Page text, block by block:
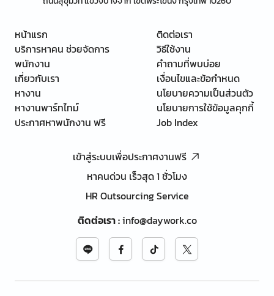
หน้าแรก
บริการหาคน ช่วยจัดการ
พนักงาน
เกี่ยวกับเรา
หางาน
หางานพาร์ทไทม์
ประกาศหาพนักงาน ฟรี
ติดต่อเรา
วิธีใช้งาน
คำถามที่พบบ่อย
เงื่อนไขและข้อกำหนด
นโยบายความเป็นส่วนตัว
นโยบายการใช้ข้อมูลคุกกี้
Job Index
เข้าสู่ระบบเพื่อประกาศงานฟรี
หาคนด่วน เร็วสุด 1 ชั่วโมง
HR Outsourcing Service
ติดต่อเรา:info@daywork.co